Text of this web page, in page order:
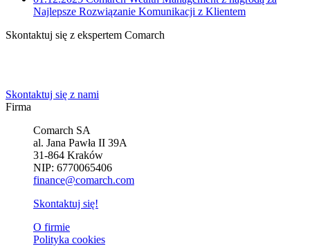
Najlepsze Rozwiązanie Komunikacji z Klientem
Skontaktuj się z ekspertem Comarch
Skontaktuj się z nami
Firma
Comarch SA
al. Jana Pawła II 39A
31-864 Kraków
NIP: 6770065406
finance@comarch.com
Skontaktuj się!
O firmie
Polityka cookies